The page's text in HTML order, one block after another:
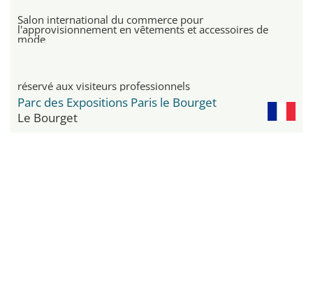
Salon international du commerce pour
l'approvisionnement en vêtements et accessoires de
mode
réservé aux visiteurs professionnels
Parc des Expositions Paris le Bourget
Le Bourget